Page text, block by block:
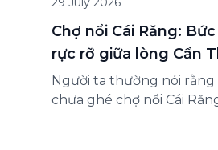
Chợ nổi Cái Răng:
rực rỡ giữa lòng Cần
Người ta thường nói rằng
chưa ghé chợ nổi Cái